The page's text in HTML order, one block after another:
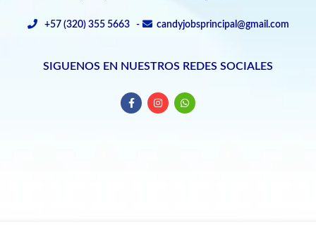
+57 (320) 355 5663 - candyjobsprincipal@gmail.com
SIGUENOS EN NUESTROS REDES SOCIALES